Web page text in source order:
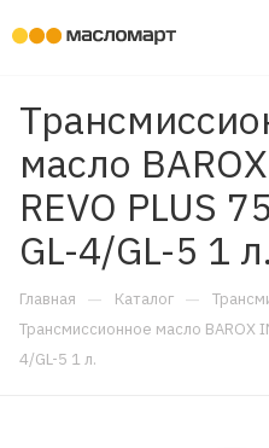
масло
REVO PLUS
GL-4/GL-5 1 л.
Главная — Каталог —
Трансмиссионное масло BAROX
4/GL-5 1 л.